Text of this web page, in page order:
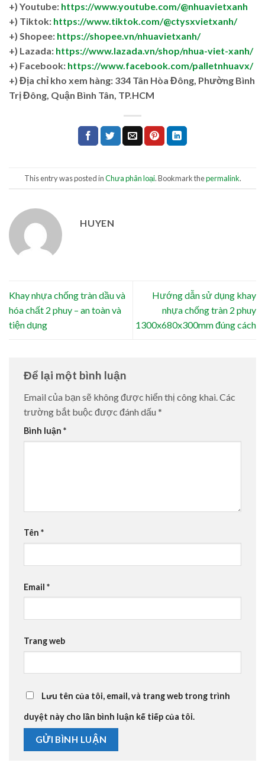
+) Youtube: https://www.youtube.com/@nhuavietxanh
+) Tiktok: https://www.tiktok.com/@ctysxvietxanh/
+) Shopee: https://shopee.vn/nhuavietxanh/
+) Lazada: https://www.lazada.vn/shop/nhua-viet-xanh/
+) Facebook: https://www.facebook.com/palletnhuavx/
+) Địa chỉ kho xem hàng: 334 Tân Hòa Đông, Phường Bình
Trị Đông, Quận Bình Tân, TP.HCM
This entry was posted inChưa phân loại. Bookmark thepermalink.
HUYEN
Khay nhựa chống tràn dầu và
hóa chất 2 phuy – an toàn và
tiện dụng
Hướng dẫn sử dụng khay
nhựa chống tràn 2 phuy
1300x680x300mm đúng cách
Để lại một bình luận
Email của bạn sẽ không được hiển thị công khai.Các
trường bắt buộc được đánh dấu *
Bình luận *
Tên *
Email *
Trang web
Lưu tên của tôi, email, và trang web trong trình
duyệt này cho lần bình luận kế tiếp của tôi.